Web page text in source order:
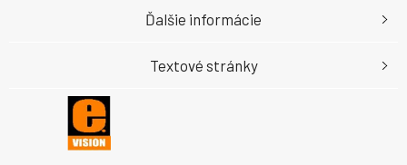
Ďalšie informácie
Textové stránky